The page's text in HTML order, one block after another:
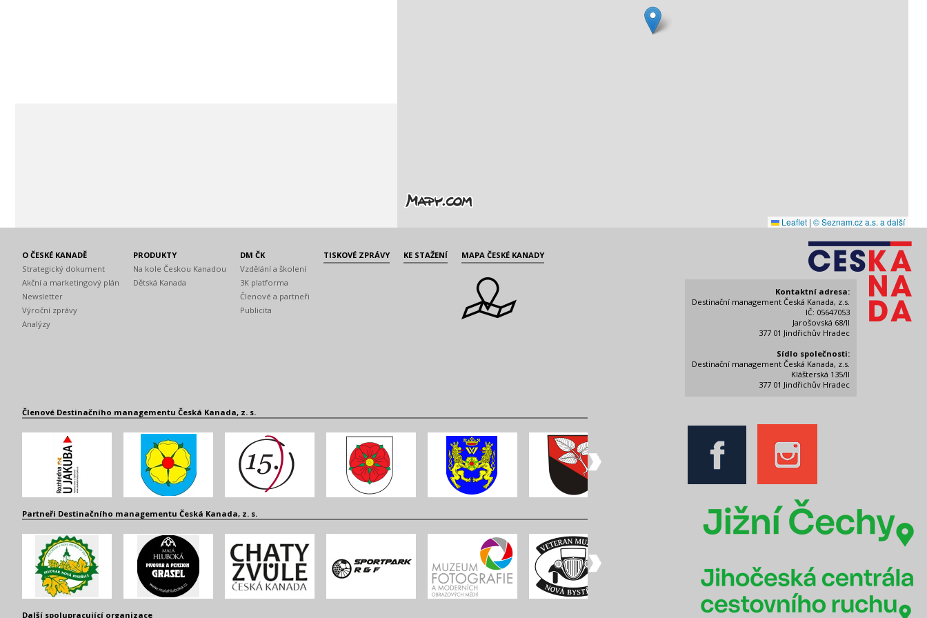
Leaflet | © Seznam.cz a.s. a další
O ČESKÉ KANADĚ
Strategický dokument
Akční a marketingový plán
Newsletter
Výroční zprávy
Analýzy
PRODUKTY
Na kole Českou Kanadou
Dětská Kanada
DM ČK
Vzdělání a školení
3K platforma
Členové a partneři
Publicita
TISKOVÉ ZPRÁVY KE STAŽENÍ MAPA ČESKÉ KANADY
Kontaktní adresa:
Destinační management Česká Kanada, z.s.
IČ: 05647053
Jarošovská 68/II
377 01 Jindřichův Hradec
Sídlo společnosti:
Destinační management Česká Kanada, z.s.
Klášterská 135/II
377 01 Jindřichův Hradec
Členové Destinačního managementu Česká Kanada, z. s.
Partneři Destinačního managementu Česká Kanada, z. s.
Další spolupracující organizace